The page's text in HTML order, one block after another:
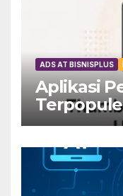
ADS AT BISNISPLUS
Aplikasi
Dapatkan